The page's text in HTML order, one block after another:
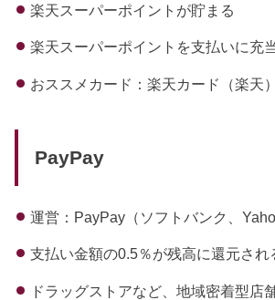
楽天スーパーポイントが貯まる
楽天スーパーポイントを支払いに充
おススメカード：楽天カード（楽天）
PayPay
運営：PayPay（ソフトバンク、
支払い金額の0.5％が残高に還元され
ドラッグストアなど、地域密着型店